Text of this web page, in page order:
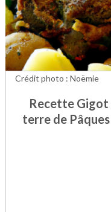
Recette Gigot
terre de
Crédit photo : Noëmie